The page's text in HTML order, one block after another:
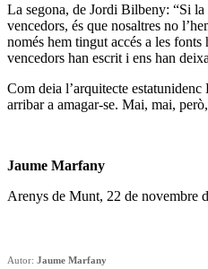
La segona, de Jordi Bilbeny: “Si la
vencedors, és que nosaltres no
només hem tingut accés a les
vencedors han escrit i ens han
Com deia l’arquitecte
arribar a amagar-se. Mai, mai,
Jaume Marfany
Arenys de Munt, 22 de novembre
Autor: Jaume Marfany